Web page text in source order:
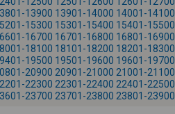
13900 13901-14000 14001-14100
15300 15301-15400 15401-15500
16700 16701-16800 16801-16900
18100 18101-18200 18201-18300
19500 19501-19600 19601-19700
20900 20901-21000 21001-21100
22300 22301-22400 22401-22500
23700 23701-23800 23801-23900